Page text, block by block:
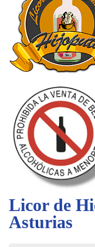
Licor de
Asturias